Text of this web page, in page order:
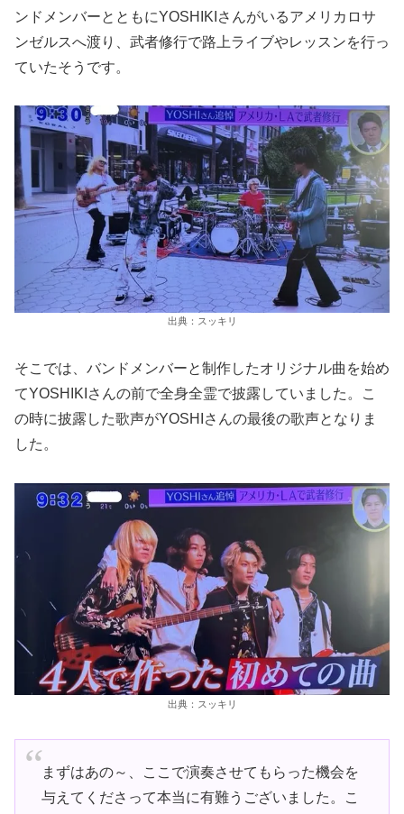
ンドメンバーとともにYOSHIKIさんがいるアメリカロサ
ンゼルスへ渡り、武者修行で路上ライブやレッスンを行っ
ていたそうです。
出典：スッキリ
そこでは、バンドメンバーと制作したオリジナル曲を始め
てYOSHIKIさんの前で全身全霊で披露していました。こ
の時に披露した歌声がYOSHIさんの最後の歌声となりま
した。
出典：スッキリ
まずはあの～、ここで演奏させてもらった機会を
与えてくださって本当に有難うございました。こ